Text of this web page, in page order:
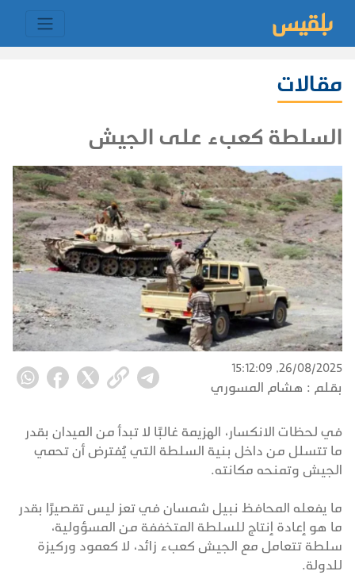
مقالات
السلطة كعبء على الجيش
26/08/2025, 15:12:09
بقلم : هشام المسوري
في لحظات الانكسار، الهزيمة غالبًا لا تبدأ من الميدان بقدر
ما تتسلل من داخل بنية السلطة التي يُفترض أن تحمي
الجيش وتمنحه مكانته.
ما يفعله المحافظ نبيل شمسان في تعز ليس تقصيرًا بقدر
ما هو إعادة إنتاج للسلطة المتخففة من المسؤولية،
سلطة تتعامل مع الجيش كعبء زائد، لا كعمود وركيزة
للدولة.